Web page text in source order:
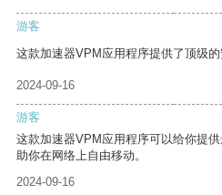
游客
这款加速器VPM应用程序提供了顶级的
2024-09-16
游客
这款加速器VPM应用程序可以给你提
助你在网络上自由移动。
2024-09-16